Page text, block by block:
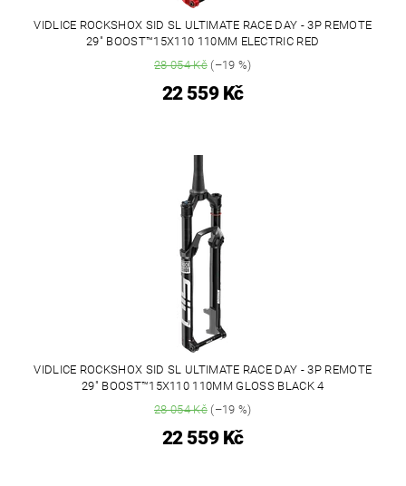
VIDLICE ROCKSHOX SID SL ULTIMATE RACE DAY - 3P REMOTE
29" BOOST™15X110 110MM ELECTRIC RED
28 054 Kč(–19 %)
22 559 Kč
VIDLICE ROCKSHOX SID SL ULTIMATE RACE DAY - 3P REMOTE
29" BOOST™15X110 110MM GLOSS BLACK 4
28 054 Kč(–19 %)
22 559 Kč